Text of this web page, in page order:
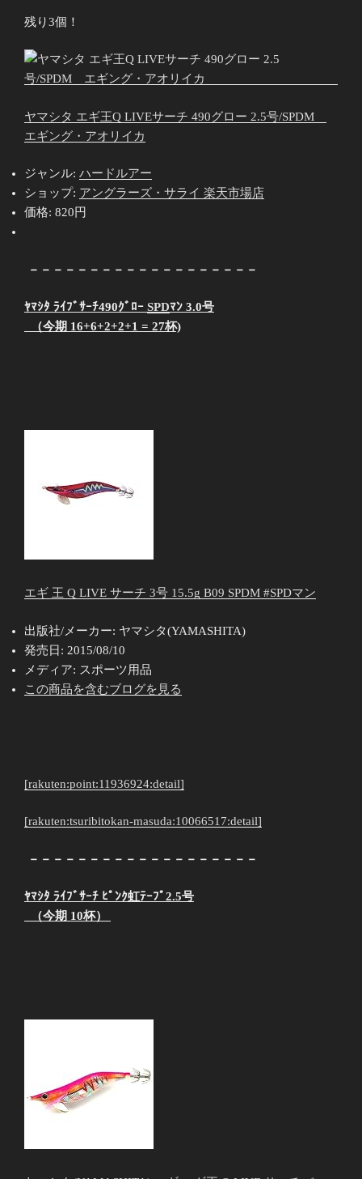
残り3個！
ヤマシタ エギ王Q LIVEサーチ 490グロー 2.5号/SPDM
エギング・アオリイカ
ジャンル: ハードルアー
ショップ: アングラーズ・サライ 楽天市場店
価格: 820円
－－－－－－－－－－－－－－－－－－－
ﾔﾏｼﾀ ﾗｲﾌﾞｻｰﾁ490ｸﾞﾛｰ SPDﾏﾝ 3.0号
（今期 16+6+2+2+1 = 27杯)
エギ 王 Q LIVE サーチ 3号 15.5g B09 SPDM #SPDマン
出版社/メーカー: ヤマシタ(YAMASHITA)
発売日: 2015/08/10
メディア: スポーツ用品
この商品を含むブログを見る
[rakuten:point:11936924:detail]
[rakuten:tsuribitokan-masuda:10066517:detail]
－－－－－－－－－－－－－－－－－－－
ﾔﾏｼﾀ ﾗｲﾌﾞｻｰﾁ ﾋﾟﾝｸ虹ﾃｰﾌﾟ2.5号
（今期 10杯）